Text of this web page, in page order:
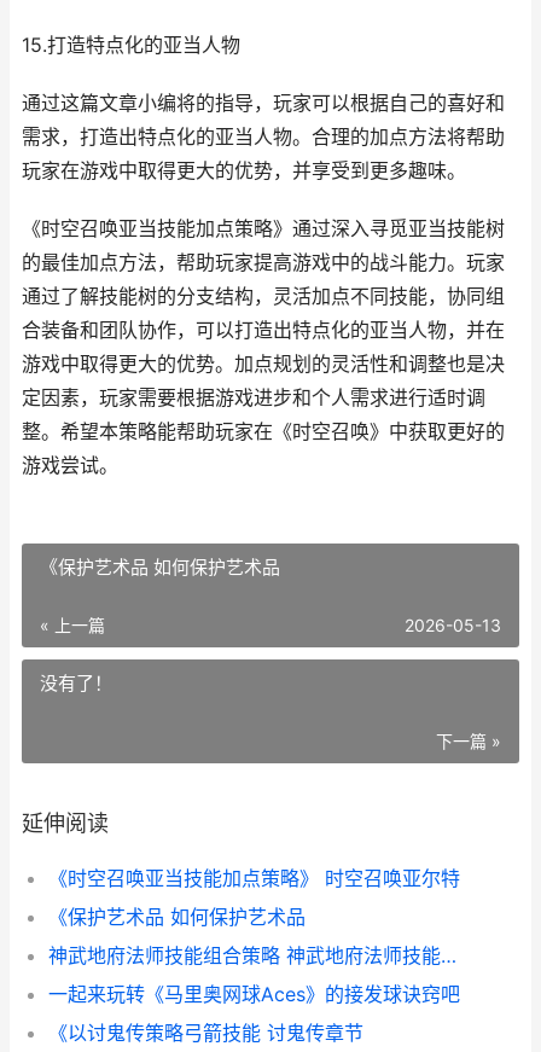
15.打造特点化的亚当人物
通过这篇文章小编将的指导，玩家可以根据自己的喜好和
需求，打造出特点化的亚当人物。合理的加点方法将帮助
玩家在游戏中取得更大的优势，并享受到更多趣味。
《时空召唤亚当技能加点策略》通过深入寻觅亚当技能树
的最佳加点方法，帮助玩家提高游戏中的战斗能力。玩家
通过了解技能树的分支结构，灵活加点不同技能，协同组
合装备和团队协作，可以打造出特点化的亚当人物，并在
游戏中取得更大的优势。加点规划的灵活性和调整也是决
定因素，玩家需要根据游戏进步和个人需求进行适时调
整。希望本策略能帮助玩家在《时空召唤》中获取更好的
游戏尝试。
《保护艺术品 如何保护艺术品
« 上一篇 2026-05-13
没有了！
下一篇 »
延伸阅读
《时空召唤亚当技能加点策略》 时空召唤亚尔特
《保护艺术品 如何保护艺术品
神武地府法师技能组合策略 神武地府法师技能介绍
一起来玩转《马里奥网球Aces》的接发球诀窍吧
《以讨鬼传策略弓箭技能 讨鬼传章节